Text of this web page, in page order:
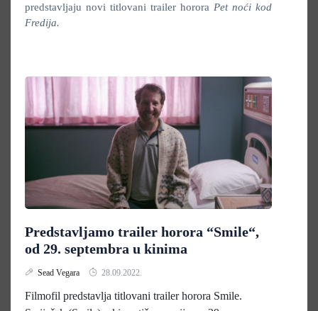
predstavljaju novi titlovani trailer horora Pet noći kod
Fredija.
Predstavljamo trailer horora “Smile“,
od 29. septembra u kinima
Sead Vegara 28.09.2022.
Filmofil predstavlja titlovani trailer horora Smile.